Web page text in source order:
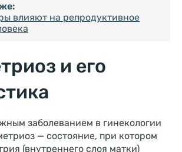
влияют на репродуктивное
и его
заболеванием в гинекологии
— состояние, при котором
(внутреннего слоя матки)